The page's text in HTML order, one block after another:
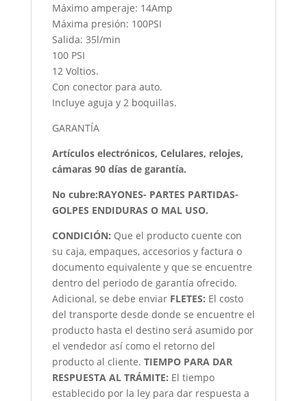
Máximo amperaje: 14Amp
Máxima presión: 100PSI
Salida: 35l/min
100 PSI
12 Voltios.
Con conector para auto.
Incluye aguja y 2 boquillas.
GARANTÍA
Artículos electrónicos, Celulares, relojes,
cámaras 90 días de garantía.
No cubre:RAYONES- PARTES PARTIDAS-
GOLPES ENDIDURAS O MAL USO.
CONDICIÓN: Que el producto cuente con
su caja, empaques, accesorios y factura o
documento equivalente y que se encuentre
dentro del periodo de garantía ofrecido.
Adicional, se debe enviar FLETES: El costo
del transporte desde donde se encuentre el
producto hasta el destino será asumido por
el vendedor así como el retorno del
producto al cliente. TIEMPO PARA DAR
RESPUESTA AL TRÁMITE: El tiempo
establecido por la ley para dar respuesta a